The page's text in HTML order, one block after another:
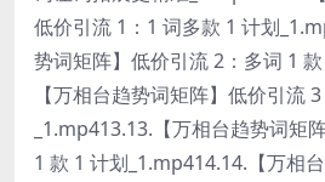
低价引流 1：1 词多款 1 计划
势词矩阵】低价引流 2：多词 1
【万相台趋势词矩阵】低价引流
_1.mp413.13.【万相台趋势词矩
1 款 1 计划_1.mp414.14.【万相